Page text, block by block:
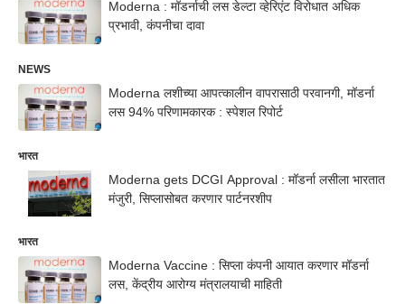
Moderna : मॉडर्नाची लस डेल्टा व्हेरिएंट विरोधात अधिक
प्रभावी, कंपनीचा दावा
NEWS
Moderna लशीच्या आपत्कालीन वापरासाठी परवानगी, मॉडर्ना
लस 94% परिणामकारक : स्पेशल रिपोर्ट
भारत
Moderna gets DCGI Approval : मॉडर्ना लसीला भारतात
मंजुरी, सिप्लासोबत करणार पार्टनरशीप
भारत
Moderna Vaccine : सिप्ला कंपनी आयात करणार मॉडर्ना
लस, केंद्रीय आरोग्य मंत्रालयाची माहिती